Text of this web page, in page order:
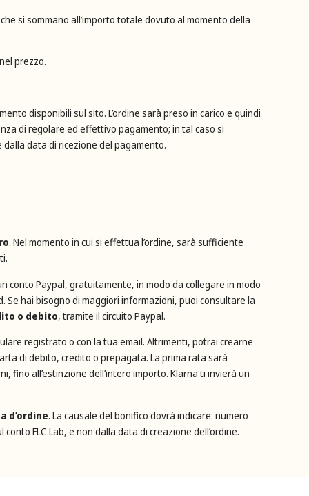
si sommano all’importo totale dovuto al momento della
prezzo.
disponibili sul sito. L’ordine sarà preso in carico e quindi
di regolare ed effettivo pagamento; in tal caso si
data di ricezione del pagamento.
. Nel momento in cui si effettua l’ordine, sarà sufficiente
conto Paypal, gratuitamente, in modo da collegare in modo
hai bisogno di maggiori informazioni, puoi consultare la
o debito, tramite il circuito Paypal.
registrato o con la tua email. Altrimenti, potrai crearne
di debito, credito o prepagata. La prima rata sarà
fino all’estinzione dell’intero importo. Klarna ti invierà un
d’ordine. La causale del bonifico dovrà indicare: numero
FLC Lab, e non dalla data di creazione dell’ordine.